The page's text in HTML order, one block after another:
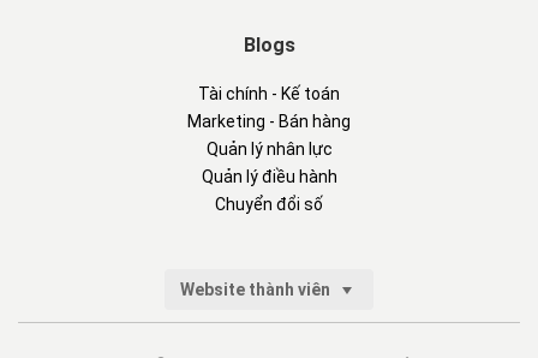
Blogs
Tài chính - Kế toán
Marketing - Bán hàng
Quản lý nhân lực
Quản lý điều hành
Chuyển đổi số
Website thành viên